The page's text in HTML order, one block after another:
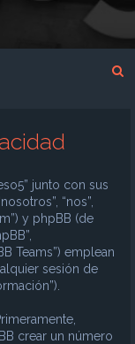
junto con sus
“nos”,
y phpBB (de
Teams”) emplean
sesión de
crear un número